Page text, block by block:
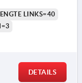
LINKS=40
DETAILS